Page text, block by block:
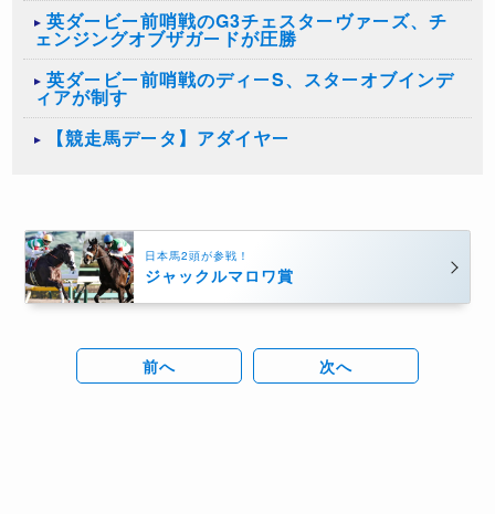
英ダービー前哨戦のG3チェスターヴァーズ、チ
ェンジングオブザガードが圧勝
英ダービー前哨戦のディーS、スターオブインデ
ィアが制す
【競走馬データ】アダイヤー
日本馬2頭が参戦！
ジャックルマロワ賞
前へ 次へ